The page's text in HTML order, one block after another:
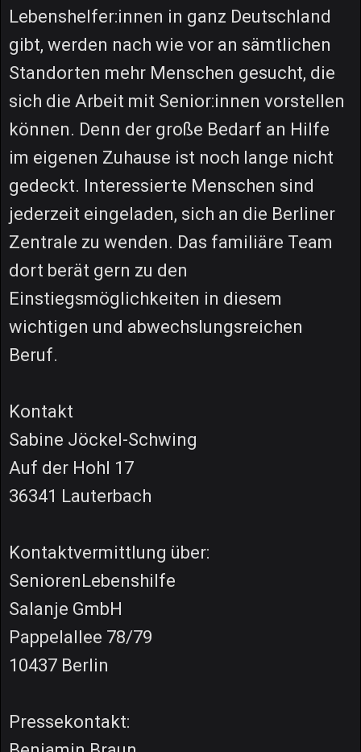
Lebenshelfer:innen in ganz Deutschland
gibt, werden nach wie vor an sämtlichen
Standorten mehr Menschen gesucht, die
sich die Arbeit mit Senior:innen vorstellen
können. Denn der große Bedarf an Hilfe
im eigenen Zuhause ist noch lange nicht
gedeckt. Interessierte Menschen sind
jederzeit eingeladen, sich an die Berliner
Zentrale zu wenden. Das familiäre Team
dort berät gern zu den
Einstiegsmöglichkeiten in diesem
wichtigen und abwechslungsreichen
Beruf.
Kontakt
Sabine Jöckel-Schwing
Auf der Hohl 17
36341 Lauterbach
Kontaktvermittlung über:
SeniorenLebenshilfe
Salanje GmbH
Pappelallee 78/79
10437 Berlin
Pressekontakt: